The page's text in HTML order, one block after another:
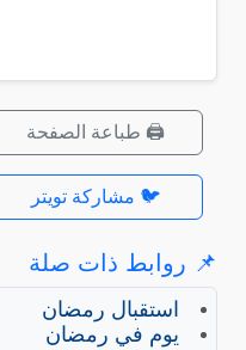
🖨️ طباعة الصفحة
🐦 مشاركة تويتر
📌 روابط ذات صلة
استقبال رمضان
يوم في رمضان